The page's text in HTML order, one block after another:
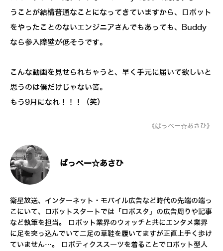
うことが結構普通なことになってきていますから、ロボット
をやったことのないエンジニアさんでもあっても、Buddy
なら参入障壁が低そうです。
こんな動画を見せられちゃうと、早く手元に届いて欲しいと
思うのは僕だけじゃない筈。
もう9月になれ！！！（笑）
《ぱっぺー☆あさひ》
ぱっぺー☆あさひ
衛星放送、インターネット・モバイル広告など時代の先端の端っ
こにいて、ロボットスタートでは「ロボスタ」の広告周りや記事
など執筆を担当。 ロボット業界のウォッチと共にエンタメ業界
に足を突っ込んでいて二足の草鞋を履いてますが正直上手く歩け
ていません…。 ロボティクススーツを着ることでロボット型人